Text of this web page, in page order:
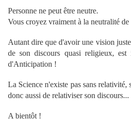
Personne ne peut être neutre.
Vous croyez vraiment à la neutralité
Autant dire que d'avoir une vision
de son discours quasi religieux,
d'Anticipation !
La Science n'existe pas sans
donc aussi de relativiser son discours...
A bientôt !